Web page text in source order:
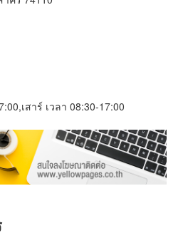
เสาร์ เวลา 08:30-17:00